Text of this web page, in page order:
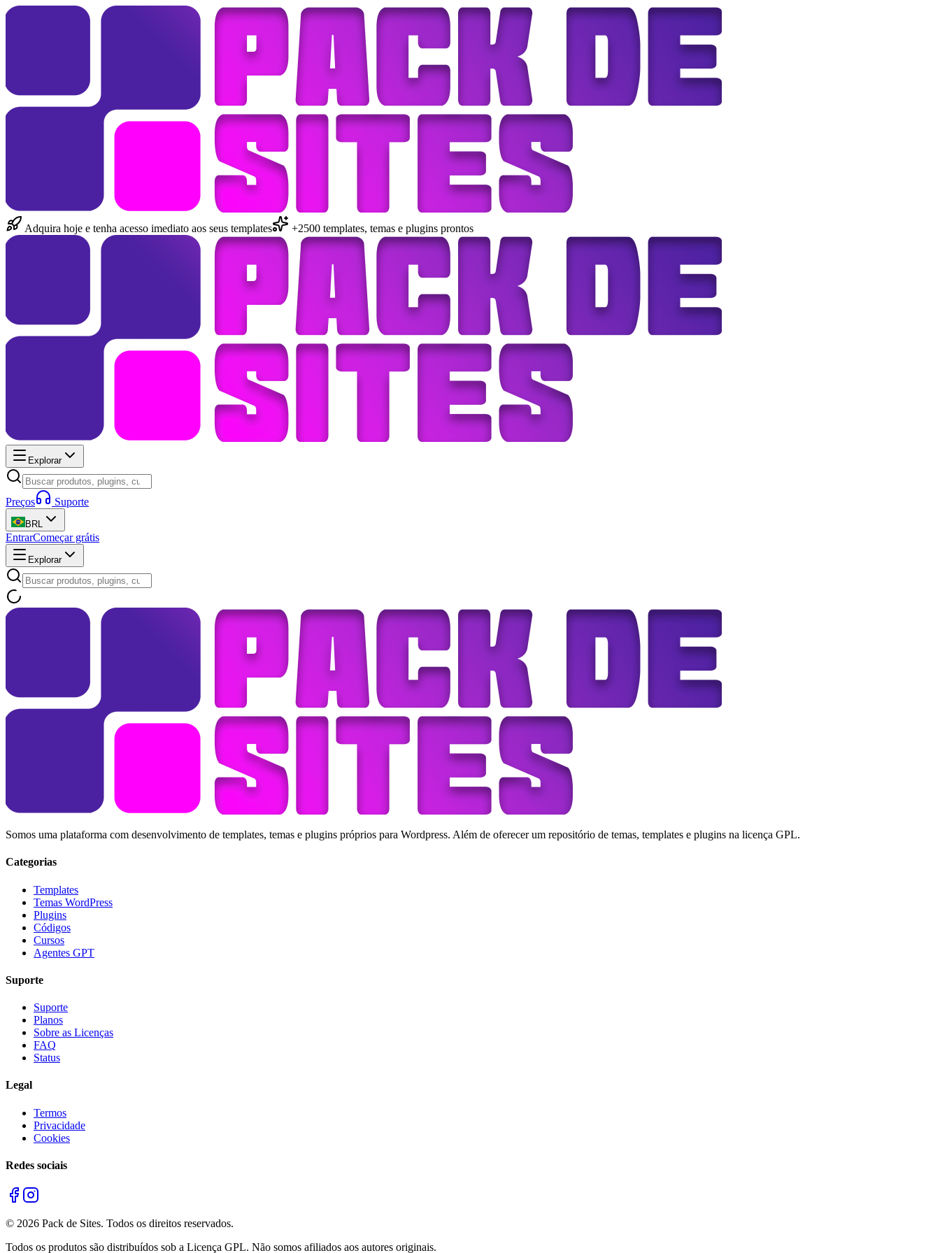
Adquira hoje e tenha acesso imediato aos seus templates +2500 templates, temas e plugins prontos
Explorar
Preços Suporte
BRL
EntrarComeçar grátis
Explorar
Somos uma plataforma com desenvolvimento de templates, temas e plugins próprios para Wordpress. Além de oferecer um repositório de temas, templates e plugins na licença GPL.
Categorias
Templates
Temas WordPress
Plugins
Códigos
Cursos
Agentes GPT
Suporte
Suporte
Planos
Sobre as Licenças
FAQ
Status
Legal
Termos
Privacidade
Cookies
Redes sociais
© 2026 Pack de Sites. Todos os direitos reservados.
Todos os produtos são distribuídos sob a Licença GPL. Não somos afiliados aos autores originais.